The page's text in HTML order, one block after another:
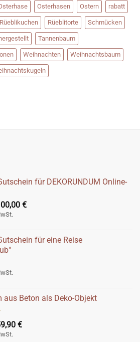
Osterhasen Ostern rabatt
Rüeblikuchen Rüeblitorte Schmücken
Tannenbaum
Weihnachten Weihnachtsbaum
für DEKORUNDUM Online-
€Preisspanne:
100,00 €
für eine Reise
aus Beton als Deko-Objekt
€Preisspanne: